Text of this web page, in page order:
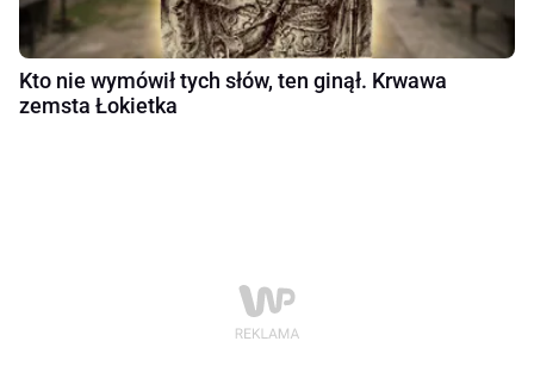
Kto nie wymówił tych słów, ten ginął. Krwawa
zemsta Łokietka